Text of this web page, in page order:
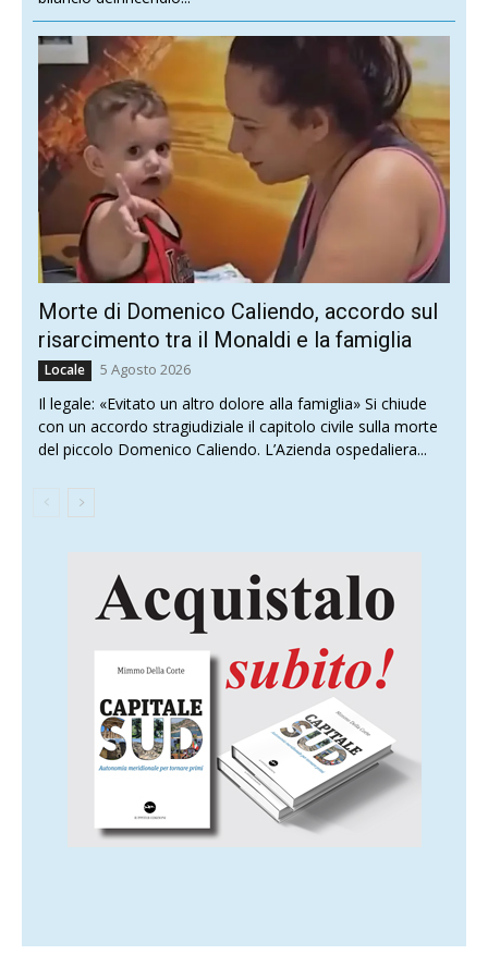
Morte di Domenico Caliendo, accordo sul
risarcimento tra il Monaldi e la famiglia
Locale 5 Agosto 2026
Il legale: «Evitato un altro dolore alla famiglia» Si chiude
con un accordo stragiudiziale il capitolo civile sulla morte
del piccolo Domenico Caliendo. L’Azienda ospedaliera...